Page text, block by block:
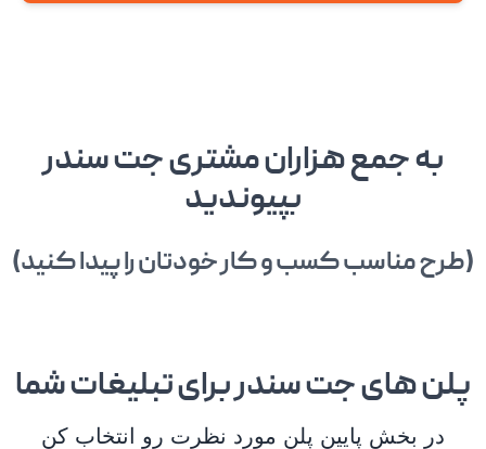
به جمع هزاران مشتری جت سندر
بپیوندید
(طرح مناسب کسب و کار خودتان را پیدا کنید)
پلن های جت سندر برای تبلیغات شما
در بخش پایین پلن مورد نظرت رو انتخاب کن